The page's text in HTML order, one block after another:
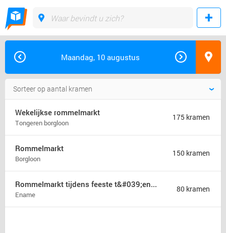
Maandag, 10 augustus
Wekelijkse rommelmarkt
Tongeren borgloon
175 kramen
Rommelmarkt
Borgloon
150 kramen
Rommelmarkt tijdens feeste t&#039;ename
Ename
80 kramen